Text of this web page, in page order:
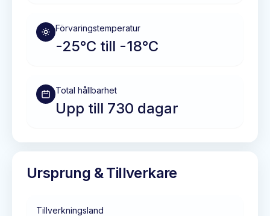
Förvaringstemperatur
-25°C till -18°C
Total hållbarhet
Upp till 730 dagar
Ursprung & Tillverkare
Tillverkningsland